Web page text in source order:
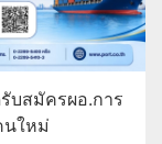
บสมัครผอ.การ
นใหม่